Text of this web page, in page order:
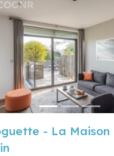
- La Maison